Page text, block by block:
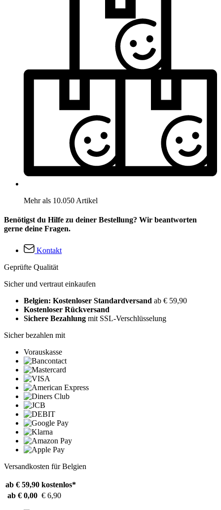
Mehr als 10.050 Artikel
Benötigst du Hilfe zu deiner Bestellung? Wir beantworten
gerne deine Fragen.
Kontakt
Geprüfte Qualität
Sicher und vertraut einkaufen
Belgien: Kostenloser Standardversand ab € 59,90
Kostenloser Rückversand
Sichere Bezahlung mit SSL-Verschlüsselung
Sicher bezahlen mit
Vorauskasse
Versandkosten für Belgien
ab € 59,90 kostenlos*
ab € 0,00 € 6,90